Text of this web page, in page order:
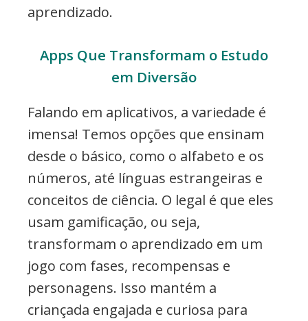
aprendizado.
Apps Que Transformam o Estudo
em Diversão
Falando em aplicativos, a variedade é
imensa! Temos opções que ensinam
desde o básico, como o alfabeto e os
números, até línguas estrangeiras e
conceitos de ciência. O legal é que eles
usam gamificação, ou seja,
transformam o aprendizado em um
jogo com fases, recompensas e
personagens. Isso mantém a
criançada engajada e curiosa para